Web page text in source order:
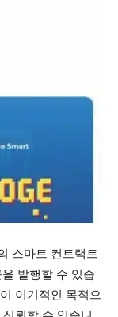
스마트 컨트랙트
발행할 수 있습
이기적인 목적으